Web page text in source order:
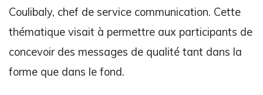
Coulibaly, chef de service communication. Cette
thématique visait à permettre aux participants de
concevoir des messages de qualité tant dans la
forme que dans le fond.